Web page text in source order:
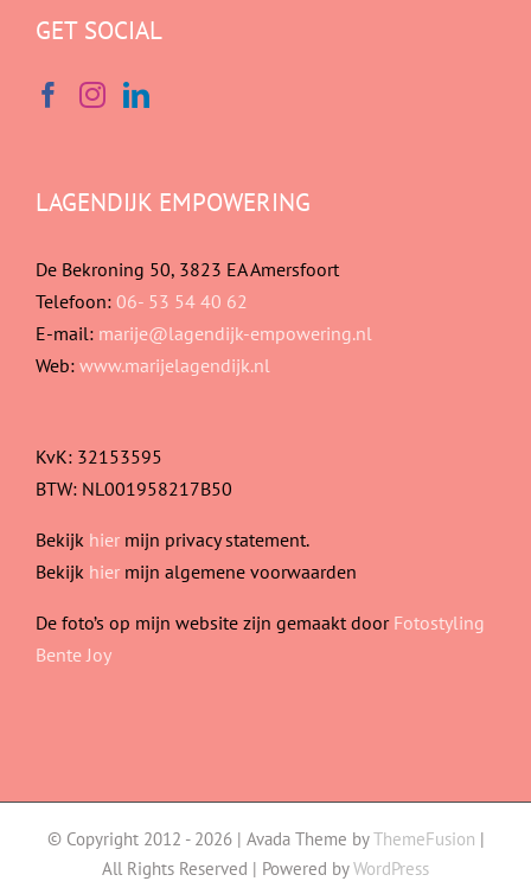
GET SOCIAL
LAGENDIJK EMPOWERING
De Bekroning 50, 3823 EA Amersfoort
Telefoon: 06- 53 54 40 62
E-mail: marije@lagendijk-empowering.nl
Web: www.marijelagendijk.nl
KvK: 32153595
BTW: NL001958217B50
Bekijk hier mijn privacy statement.
Bekijk hier mijn algemene voorwaarden
De foto’s op mijn website zijn gemaakt door Fotostyling
Bente Joy
© Copyright 2012 - 2026 | Avada Theme byThemeFusion |
All Rights Reserved | Powered byWordPress